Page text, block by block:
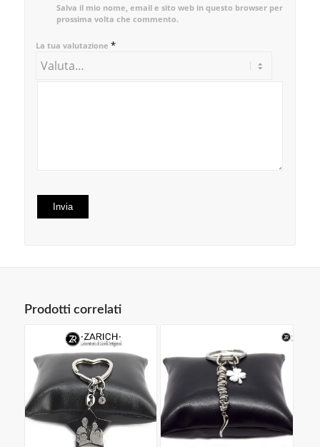
Salva il mio nome, email e sito web in questo browser per la
prossima volta che commento.
La tua valutazione *
Prodotti correlati